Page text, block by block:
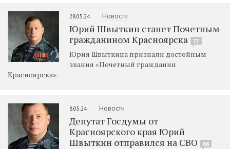
28.05.24 Новости
Юрий Швыткин станет Почетным
гражданином Красноярска
77
Юрия Швыткина признали достойным
звания «Почетный гражданин
Красноярска».
8.05.24 Новости
Депутат Госдумы от
Красноярского края Юрий
Швыткин отправился на СВО
68